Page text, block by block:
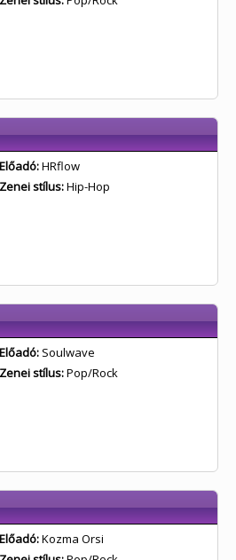
Előadó:HRflow
Zenei stílus:Hip-Hop
Előadó: Soulwave
Zenei stílus:Pop/Rock
Előadó:Kozma Orsi